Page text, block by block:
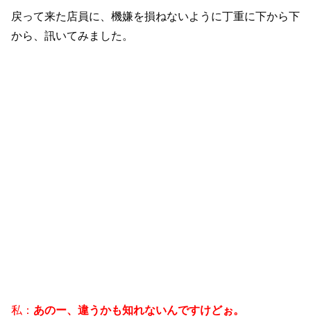
戻って来た店員に、機嫌を損ねないように丁重に下から下
から、訊いてみました。
私： あのー、違うかも知れないんですけどぉ。